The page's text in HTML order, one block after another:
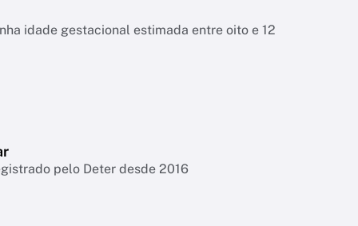
idade gestacional estimada entre oito e 12
pelo Deter desde 2016